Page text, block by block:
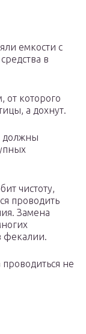
емкости с
в
от которого
а дохнут.
должны
чистоту,
проводить
Замена
фекалии.
не